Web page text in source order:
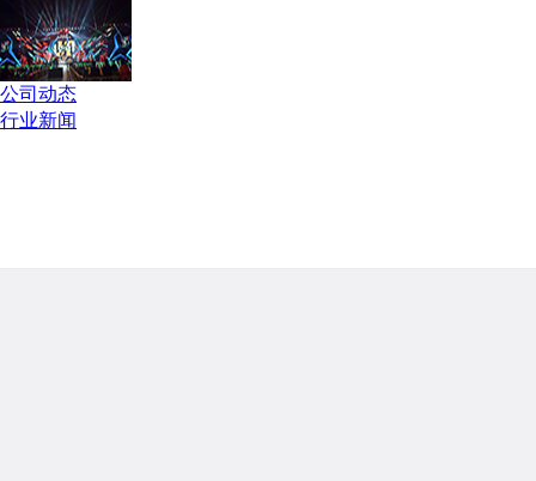
公司动态
行业新闻